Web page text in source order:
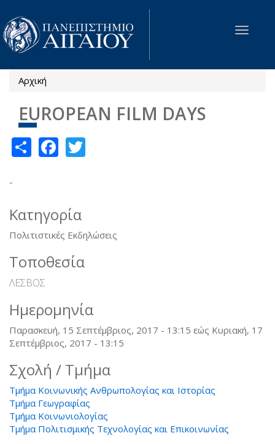
Παράκαμψη προς το κυρίως περιεχόμενο
Toggle
Είστε εδώ
Αρχική
EUROPEAN FILM DAYS
ShareFacebook
-
Κατηγορία
Πολιτιστικές Εκδηλώσεις
Τοποθεσία
ΛΕΣΒΟΣ
Ημερομηνία
Παρασκευή, 15 Σεπτέμβριος, 2017 - 13:15 εώς Κυριακή, 17
Σεπτέμβριος, 2017 - 13:15
Σχολή / Τμήμα
Τμήμα Κοινωνικής Ανθρωπολογίας και Ιστορίας
Τμήμα Γεωγραφίας
Τμήμα Κοινωνιολογίας
Τμήμα Πολιτισμικής Τεχνολογίας και Επικοινωνίας